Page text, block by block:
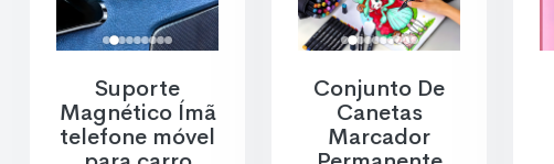
Suporte
Magnético Ímã
telefone móvel
Conjunto De
Canetas
Marcador